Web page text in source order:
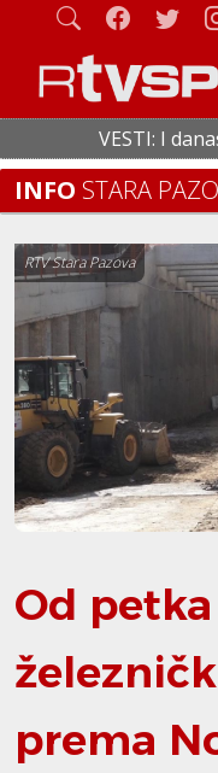
VESTI: I danas
INFO STARA
RTV Stara Pazova
Od
prema